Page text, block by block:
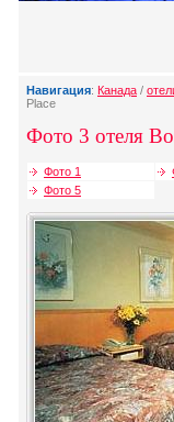
Навигация: Канада /
Place
Фото 3 отеля
Фото 1
Фото 5